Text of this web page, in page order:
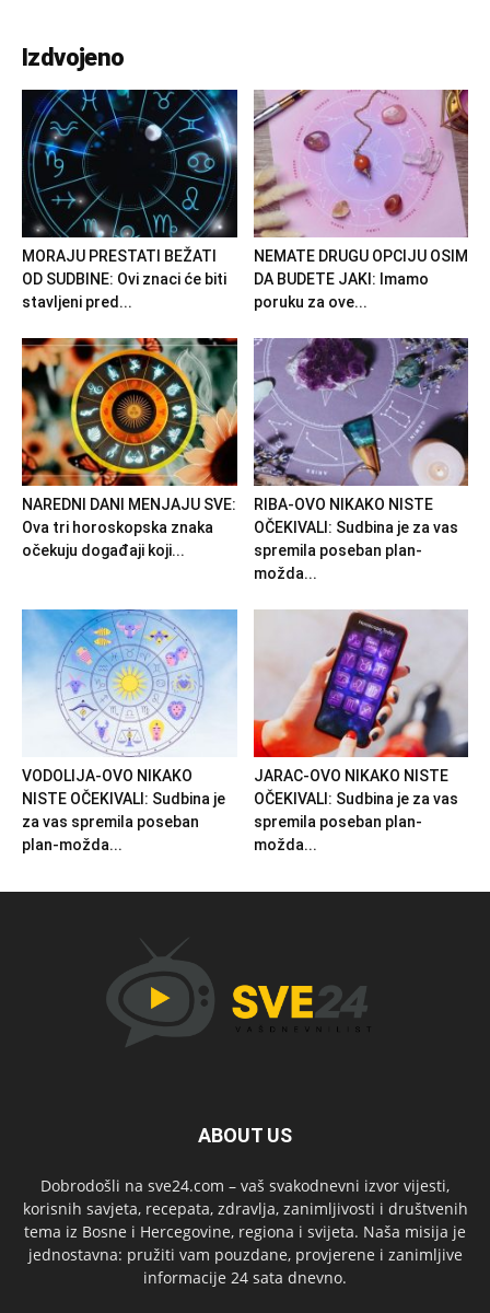
Izdvojeno
MORAJU PRESTATI BEŽATI
OD SUDBINE: Ovi znaci će biti
stavljeni pred...
NEMATE DRUGU OPCIJU OSIM
DA BUDETE JAKI: Imamo
poruku za ove...
NAREDNI DANI MENJAJU SVE:
Ova tri horoskopska znaka
očekuju događaji koji...
RIBA-OVO NIKAKO NISTE
OČEKIVALI: Sudbina je za vas
spremila poseban plan-
možda...
VODOLIJA-OVO NIKAKO
NISTE OČEKIVALI: Sudbina je
za vas spremila poseban
plan-možda...
JARAC-OVO NIKAKO NISTE
OČEKIVALI: Sudbina je za vas
spremila poseban plan-
možda...
ABOUT US
Dobrodošli na sve24.com – vaš svakodnevni izvor vijesti,
korisnih savjeta, recepata, zdravlja, zanimljivosti i društvenih
tema iz Bosne i Hercegovine, regiona i svijeta. Naša misija je
jednostavna: pružiti vam pouzdane, provjerene i zanimljive
informacije 24 sata dnevno.